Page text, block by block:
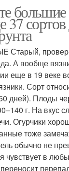
сортов
А вообще
еще в 19 веке
Сорт
дней). Плоды
г. На вкус
Огурчики
тоже
обычно не
чувствует в